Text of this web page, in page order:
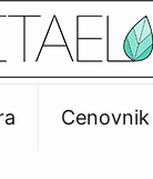
Cenovnik